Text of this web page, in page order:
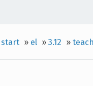
start » el » 3.12 »